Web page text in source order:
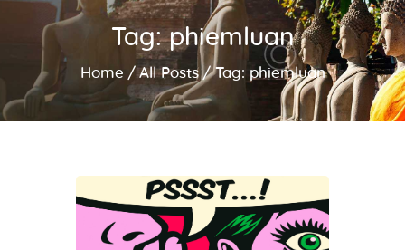
Tag: phiemluan
Home All Posts Tag: phiemluan
Bài giảng
Lớp học và sự kiện
Về Dhammaduta